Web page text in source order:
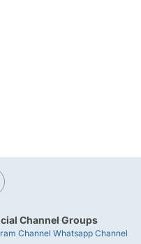
Channel Groups
Channel Whatsapp Channel